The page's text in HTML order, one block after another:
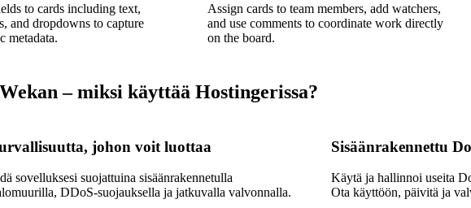
to cards including text,
and dropdowns to capture
metadata.
Assign cards to team members, add watchers,
and use comments to coordinate work directly
on the board.
Wekan – miksi käyttää Hostingerissa?
johon voit luottaa
sovelluksesi suojattuina sisäänrakennetulla
DDoS-suojauksella ja jatkuvalla valvonnalla.
Sisäänrakennettu
Käytä ja hallinnoi useita
Ota käyttöön, päivitä ja